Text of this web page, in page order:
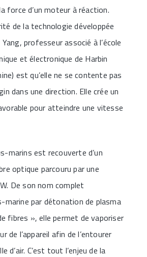
force d’un moteur à réaction.
de la technologie développée
Yang, professeur associé à l’école
et électronique de Harbin
est qu’elle ne se contente pas
dans une direction. Elle crée un
pour atteindre une vitesse
marins est recouverte d’un
optique parcouru par une
De son nom complet
marine par détonation de plasma
fibres », elle permet de vaporiser
de l’appareil afin de l’entourer
d’air. C’est tout l’enjeu de la